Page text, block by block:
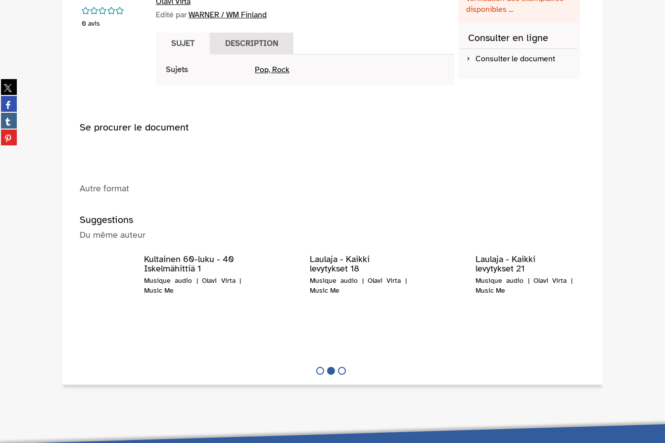
Partager
sur
twitter
(Nouvelle
fenêtre)
Partager
sur
facebook
(Nouvelle
fenêtre)
Partager
sur
tumblr
Partager
sur
/5
0 avis
Edité parWARNER / WM Finland
SUJET DESCRIPTION
Sujets Pop, Rock
disponibles ...
Consulter en ligne
Consulter le document
Se procurer le document
Autre format
Suggestions
Du même auteur
Laulaja - Kaikki
levytykset 18
Musique audio | Olavi Virta |
Music Me
Laulaja - Kaikki
levytykset 21
Musique audio | Olavi Virta |
Music Me
Kultainen 60-luku - 40
Iskelmähittiä 1
Musique audio | Olavi Virta |
Music Me